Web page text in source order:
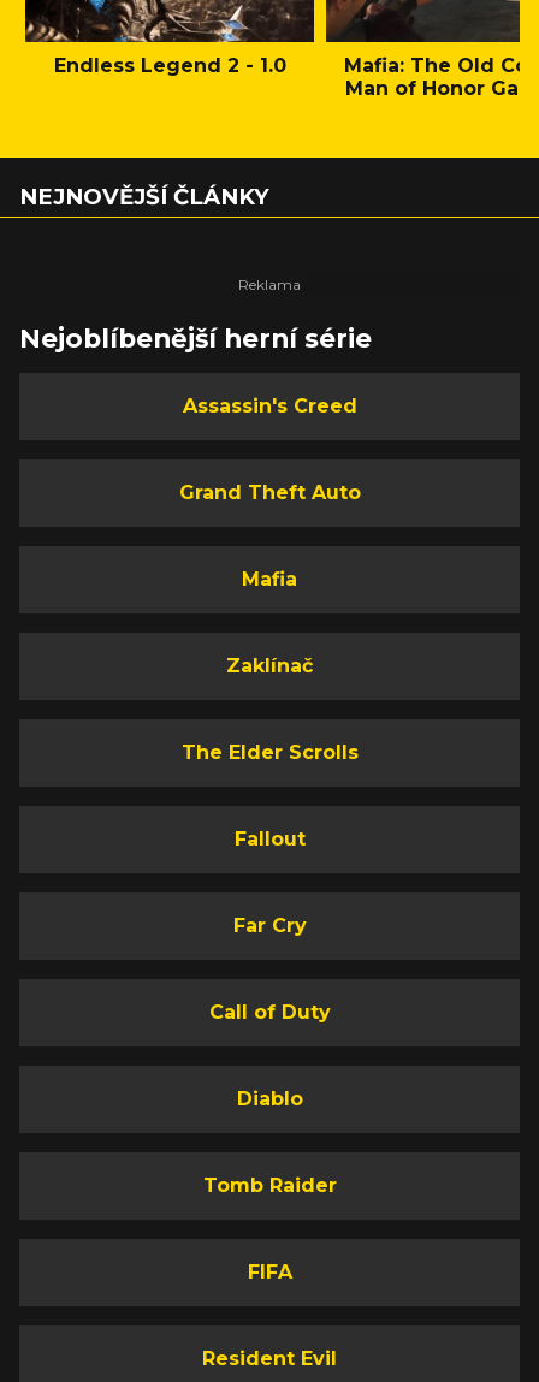
Endless Legend 2 - 1.0
Mafia: The Old
Man of Honor
NEJNOVĚJŠÍ ČLÁNKY
Nejoblíbenější herní série
Assassin's Creed
Grand Theft Auto
Mafia
Zaklínač
The Elder Scrolls
Fallout
Far Cry
Call of Duty
Diablo
Tomb Raider
FIFA
Resident Evil